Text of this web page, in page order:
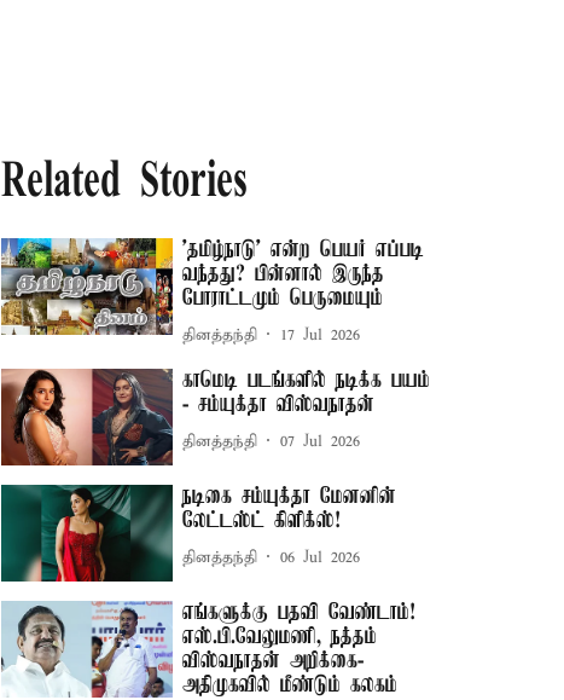
Related Stories
'தமிழ்நாடு' என்ற பெயர் எப்படி
வந்தது? பின்னால் இருந்த
போராட்டமும் பெருமையும்
தினத்தந்தி 17 Jul 2026
காமெடி படங்களில் நடிக்க பயம்
- சம்யுக்தா விஸ்வநாதன்
தினத்தந்தி 07 Jul 2026
நடிகை சம்யுக்தா மேனனின்
லேட்டஸ்ட் கிளிக்ஸ்!
தினத்தந்தி 06 Jul 2026
எங்களுக்கு பதவி வேண்டாம்!
எஸ்.பி.வேலுமணி, நத்தம்
விஸ்வநாதன் அறிக்கை-
அதிமுகவில் மீண்டும் கலகம்